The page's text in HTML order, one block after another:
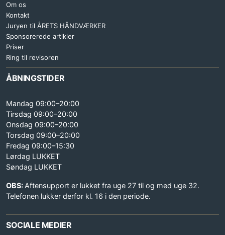
Om os
Kontakt
Juryen til ÅRETS HÅNDVÆRKER
Sponsorerede artikler
Priser
Ring til revisoren
ÅBNINGSTIDER
Mandag 09:00–20:00
Tirsdag 09:00–20:00
Onsdag 09:00–20:00
Torsdag 09:00–20:00
Fredag 09:00–15:30
Lørdag LUKKET
Søndag LUKKET
OBS: Aftensupport er lukket fra uge 27 til og med uge 32.
Telefonen lukker derfor kl. 16 i den periode.
SOCIALE MEDIER